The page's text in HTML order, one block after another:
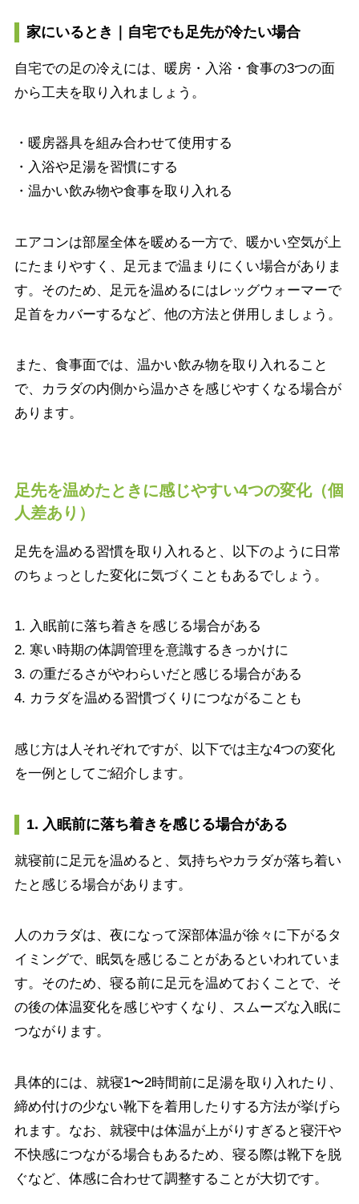
家にいるとき｜自宅でも足先が冷たい場合
自宅での足の冷えには、暖房・入浴・食事の3つの面
から工夫を取り入れましょう。
・暖房器具を組み合わせて使用する
・入浴や足湯を習慣にする
・温かい飲み物や食事を取り入れる
エアコンは部屋全体を暖める一方で、暖かい空気が上
にたまりやすく、足元まで温まりにくい場合がありま
す。そのため、足元を温めるにはレッグウォーマーで
足首をカバーするなど、他の方法と併用しましょう。
また、食事面では、温かい飲み物を取り入れること
で、カラダの内側から温かさを感じやすくなる場合が
あります。
足先を温めたときに感じやすい4つの変化（個
人差あり）
足先を温める習慣を取り入れると、以下のように日常
のちょっとした変化に気づくこともあるでしょう。
1. 入眠前に落ち着きを感じる場合がある
2. 寒い時期の体調管理を意識するきっかけに
3. の重だるさがやわらいだと感じる場合がある
4. カラダを温める習慣づくりにつながることも
感じ方は人それぞれですが、以下では主な4つの変化
を一例としてご紹介します。
1. 入眠前に落ち着きを感じる場合がある
就寝前に足元を温めると、気持ちやカラダが落ち着い
たと感じる場合があります。
人のカラダは、夜になって深部体温が徐々に下がるタ
イミングで、眠気を感じることがあるといわれていま
す。そのため、寝る前に足元を温めておくことで、そ
の後の体温変化を感じやすくなり、スムーズな入眠に
つながります。
具体的には、就寝1〜2時間前に足湯を取り入れたり、
締め付けの少ない靴下を着用したりする方法が挙げら
れます。なお、就寝中は体温が上がりすぎると寝汗や
不快感につながる場合もあるため、寝る際は靴下を脱
ぐなど、体感に合わせて調整することが大切です。